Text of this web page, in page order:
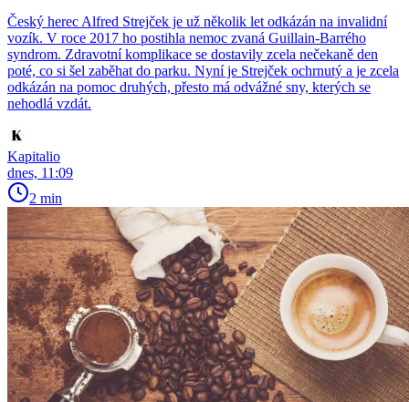
Český herec Alfred Strejček je už několik let odkázán na invalidní
vozík. V roce 2017 ho postihla nemoc zvaná Guillain-Barrého
syndrom. Zdravotní komplikace se dostavily zcela nečekaně den
poté, co si šel zaběhat do parku. Nyní je Strejček ochrnutý a je zcela
odkázán na pomoc druhých, přesto má odvážné sny, kterých se
nehodlá vzdát.
Kapitalio
dnes, 11:09
2 min